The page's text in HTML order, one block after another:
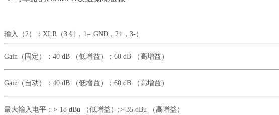
输入（2）：XLR（3 针，1= GND，2+，3-）
Gain（固定）：40 dB （低增益）；60 dB （高增益）
Gain（自动）：40 dB （低增益）；60 dB （高增益）
最大输入电平：>-18 dBu （低增益）;>-35 dBu （高增益）